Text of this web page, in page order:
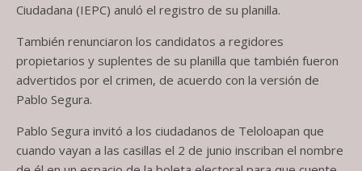
Ciudadana (IEPC) anuló el registro de su planilla.
También renunciaron los candidatos a regidores
propietarios y suplentes de su planilla que también fueron
advertidos por el crimen, de acuerdo con la versión de
Pablo Segura.
Pablo Segura invitó a los ciudadanos de Teloloapan que
cuando vayan a las casillas el 2 de junio inscriban el nombre